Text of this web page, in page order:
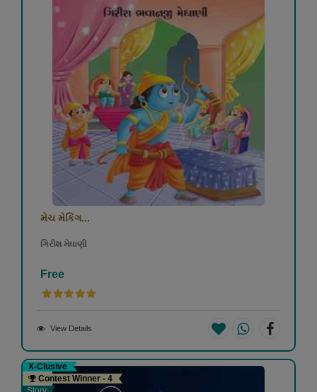
મેચ મેકિંગ...
ગિરીશ મેઘાણી
Free
View Details
X-Clusive
Contest Winner - 4